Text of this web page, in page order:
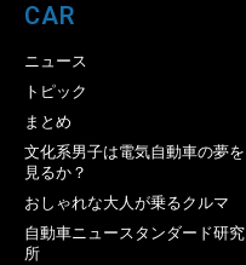
CAR
ニュース
トピック
まとめ
文化系男子は電気自動車の夢を
見るか？
おしゃれな大人が乗るクルマ
自動車ニュースタンダード研究
所